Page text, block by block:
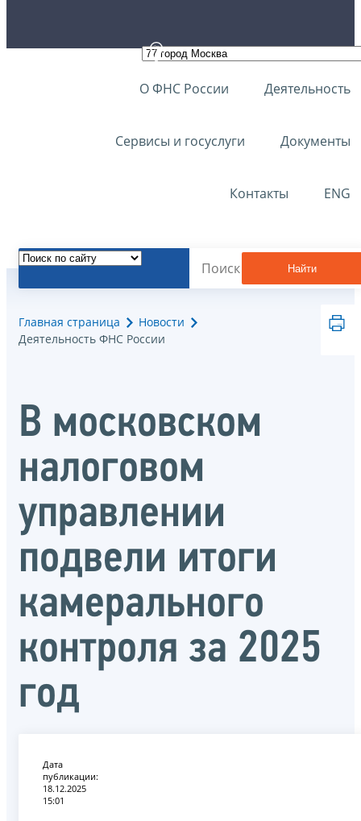
О ФНС России Деятельность
Сервисы и госуслуги Документы
Контакты ENG
Найти
Главная страница
Новости
Деятельность ФНС России
В московском
налоговом
управлении
подвели итоги
камерального
контроля за 2025
год
Дата
публикации:
18.12.2025
15:01